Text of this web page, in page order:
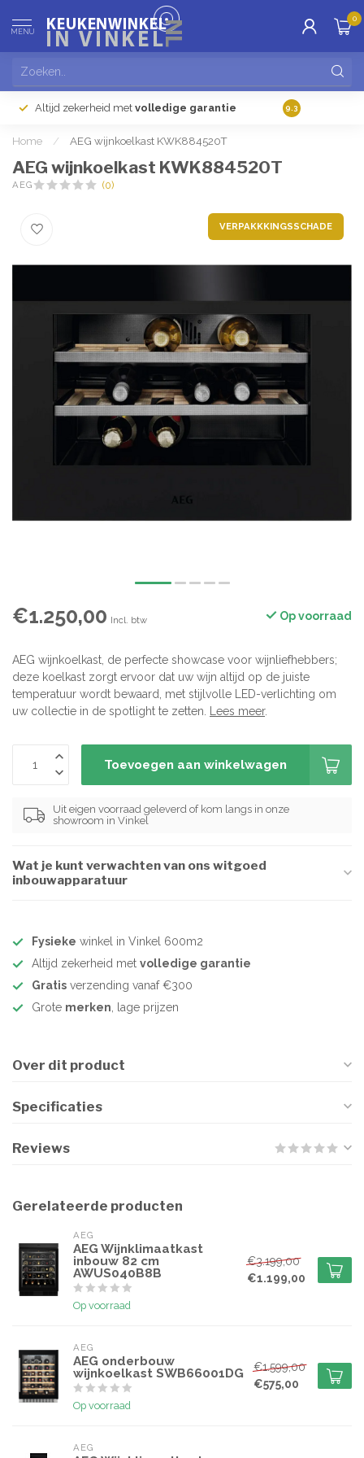
MENU
0
Altijd zekerheid met volledige garantie Gratis
9.3
Home / AEG wijnkoelkast KWK884520T
AEG wijnkoelkast KWK884520T
AEG (0)
VERPAKKKINGSSCHADE
€1.250,00 Incl. btw Op voorraad
AEG wijnkoelkast, de perfecte showcase voor wijnliefhebbers;
deze koelkast zorgt ervoor dat uw wijn altijd op de juiste
temperatuur wordt bewaard, met stijlvolle LED-verlichting om
uw collectie in de spotlight te zetten. Lees meer.
Toevoegen aan winkelwagen
Uit eigen voorraad geleverd of kom langs in onze
showroom in Vinkel
Wat je kunt verwachten van ons witgoed
inbouwapparatuur
Fysieke winkel in Vinkel 600m2
Altijd zekerheid met volledige garantie
Gratis verzending vanaf €300
Grote merken, lage prijzen
Over dit product
Specificaties
Reviews
Gerelateerde producten
AEG
AEG Wijnklimaatkast
inbouw 82 cm
AWUS040B8B
Op voorraad
€3.199,00
€1.199,00
AEG
AEG onderbouw
wijnkoelkast SWB66001DG
Op voorraad
€1.599,00
€575,00
AEG